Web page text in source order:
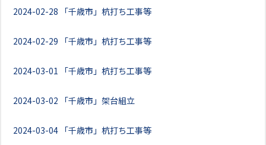
2024-02-28 「千歳市」杭打ち工事等
2024-02-29 「千歳市」杭打ち工事等
2024-03-01 「千歳市」杭打ち工事等
2024-03-02 「千歳市」架台組立
2024-03-04 「千歳市」杭打ち工事等